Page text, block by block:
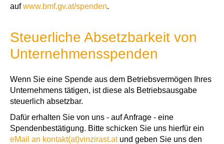
aufwww.bmf.gv.at/spenden.
Steuerliche Absetzbarkeit von
Unternehmensspenden
Wenn Sie eine Spende aus dem Betriebsvermögen Ihres
Unternehmens tätigen, ist diese als Betriebsausgabe
steuerlich absetzbar.
Dafür erhalten Sie von uns - auf Anfrage - eine
Spendenbestätigung. Bitte schicken Sie uns hierfür ein
eMail an kontakt(at)vinzirast.atund geben Sie uns den